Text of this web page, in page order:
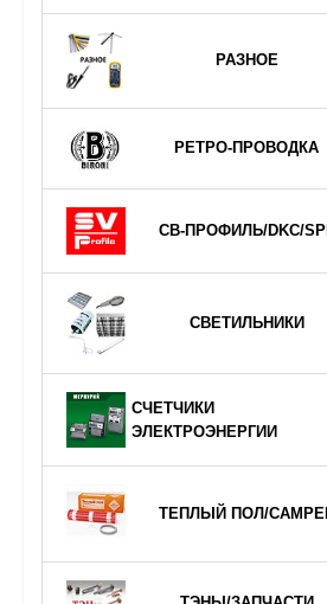
РАЗНОЕ
РЕТРО-ПРОВОДКА
СВ-ПРОФИЛЬ/DKC/
СВЕТИЛЬНИКИ
СЧЕТЧИКИ
ЭЛЕКТРОЭНЕРГИИ
ТЕПЛЫЙ ПОЛ/